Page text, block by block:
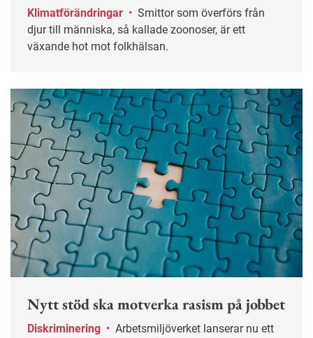
Klimatförändringar •
djur till människa, så kallade zoonoser, är ett
växande hot mot folkhälsan.
Nytt stöd ska motverka rasism på jobbet
Diskriminering •